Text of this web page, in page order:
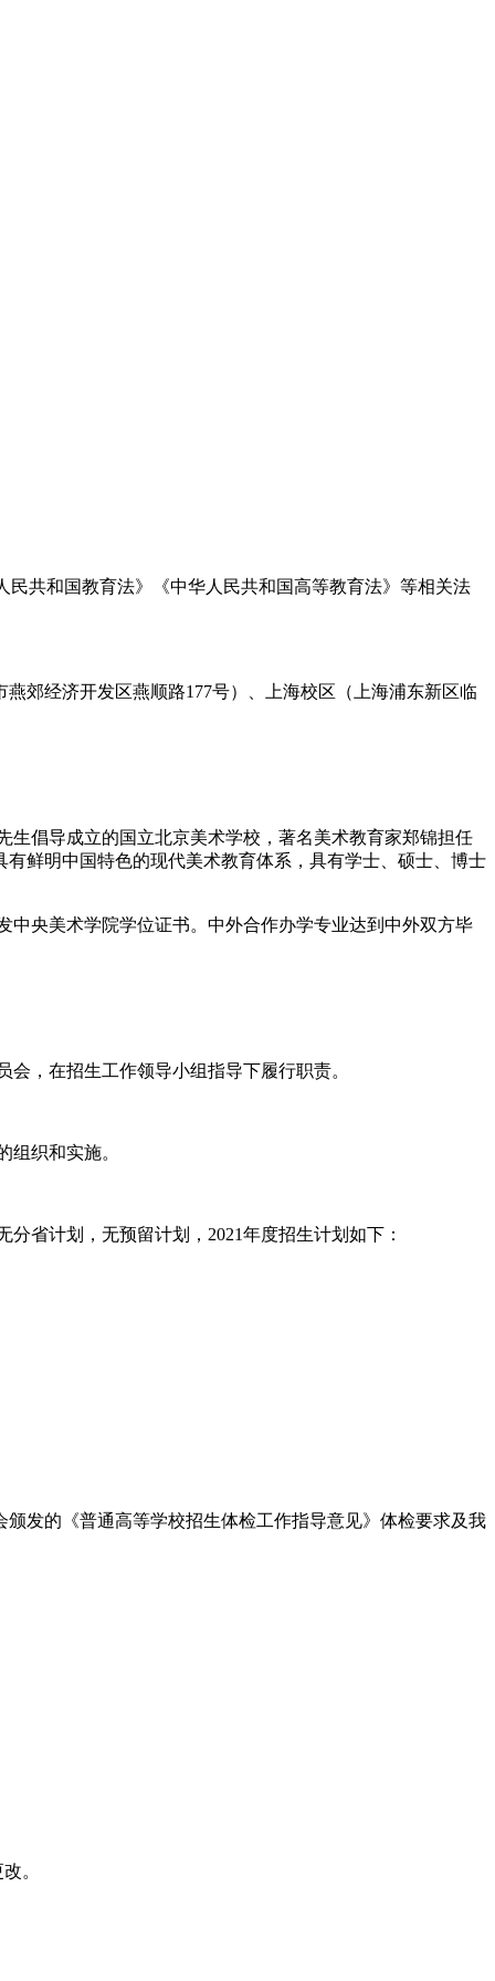
共和国教育法》《中华人民共和国高等教育法》等相关法
郊经济开发区燕顺路177号）、上海校区（上海浦东新区临
生倡导成立的国立北京美术学校，著名美术教育家郑锦担任
鲜明中国特色的现代美术教育体系，具有学士、硕士、博士
央美术学院学位证书。中外合作办学专业达到中外双方毕
，在招生工作领导小组指导下履行职责。
织和实施。
省计划，无预留计划，2021年度招生计划如下：
发的《普通高等学校招生体检工作指导意见》体检要求及我
。